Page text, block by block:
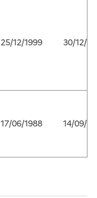
25/12/1999 30/12/
17/06/1988 14/09/